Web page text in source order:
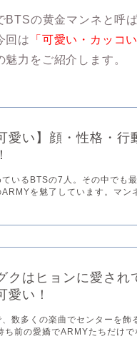
の黄金マンネと呼
回は
「可愛い・カッコ
力をご紹介します。
愛い】顔・性格・行
いるBTSの7人。その中でも
を魅了しています。マン
クはヒョンに愛され
愛い！
数多くの楽曲でセンターを飾
ち前の愛嬌でARMYたちだけで